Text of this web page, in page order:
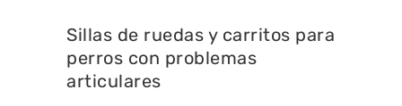
Sillas de ruedas y carritos para
perros con problemas
articulares